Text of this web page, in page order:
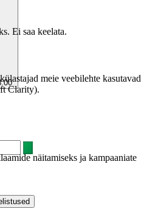
Ei saa keelata.
meie veebilehte kasutavad
Clarity).
näitamiseks ja kampaaniate